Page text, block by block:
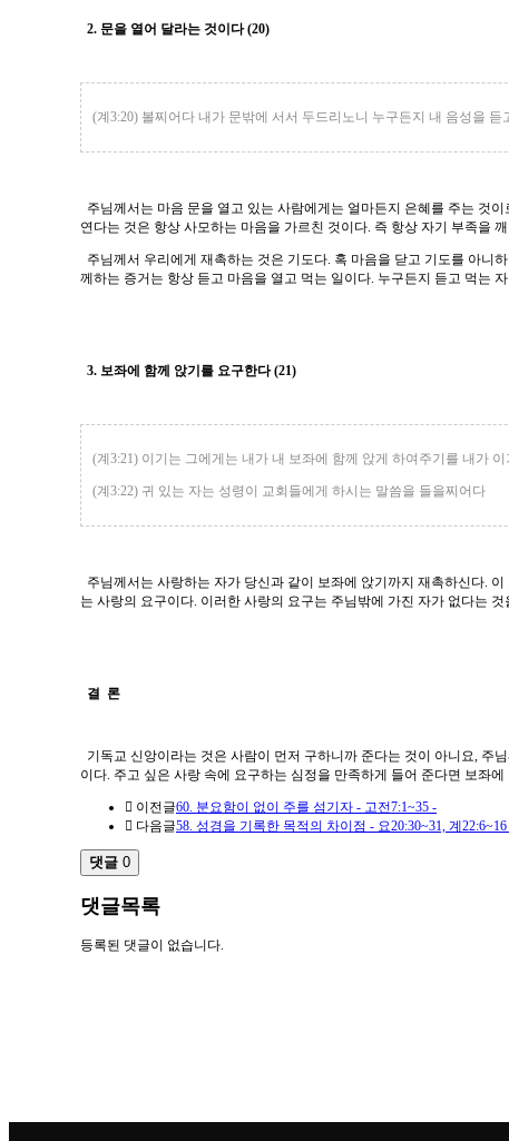
2. 문을 열어 달라는 것이다 (20)
(계3:20) 볼찌어다 내가 문밖에 서서 두드리노니 누구든지 내 음성을
주님께서는 마음 문을 열고 있는 사람에게는 얼마든지 은혜를 주는 것
연다는 것은 항상 사모하는 마음을 가르친 것이다. 즉 항상 자기 부족을
주님께서 우리에게 재촉하는 것은 기도다. 혹 마음을 닫고 기도를 아니
께하는 증거는 항상 듣고 마음을 열고 먹는 일이다. 누구든지 듣고 먹는
3. 보좌에 함께 앉기를 요구한다 (21)
(계3:21) 이기는 그에게는 내가 내 보좌에 함께 앉게 하여주기를 내가
(계3:22) 귀 있는 자는 성령이 교회들에게 하시는 말씀을 들을찌어다
주님께서는 사랑하는 자가 당신과 같이 보좌에 앉기까지 재촉하신다.
는 사랑의 요구이다. 이러한 사랑의 요구는 주님밖에 가진 자가 없다는
결 론
기독교 신앙이라는 것은 사람이 먼저 구하니까 준다는 것이 아니요, 주
이다. 주고 싶은 사랑 속에 요구하는 심정을 만족하게 들어 준다면 보좌
이전글
60. 분요함이 없이 주를 섬기자 - 고전7:1~35 -
다음글
58. 성경을 기록한 목적의 차이점 - 요20:30~31, 계
댓글 0
댓글목록
등록된 댓글이 없습니다.